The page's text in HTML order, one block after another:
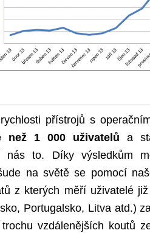
přístrojů s
než 1 000 uživatelů a
nás to. Díky výsledkům
na světě se pomocí
z kterých měří uživatelé
Portugalsko, Litva atd.)
vzdálenějších koutů